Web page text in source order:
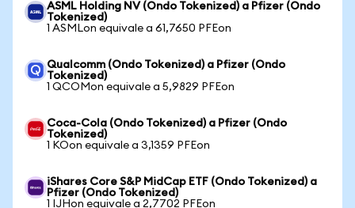
ASML Holding NV (Ondo Tokenized) a Pfizer (Ondo
Tokenized)
1 ASMLon equivale a 61,7650 PFEon
Qualcomm (Ondo Tokenized) a Pfizer (Ondo
Tokenized)
1 QCOMon equivale a 5,9829 PFEon
Coca-Cola (Ondo Tokenized) a Pfizer (Ondo
Tokenized)
1 KOon equivale a 3,1359 PFEon
iShares Core S&P MidCap ETF (Ondo Tokenized) a
Pfizer (Ondo Tokenized)
1 IJHon equivale a 2,7702 PFEon